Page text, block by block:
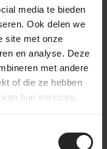
media te bieden
Ook delen we
site met onze
en analyse. Deze
met andere
of die ze hebben
hun services.
Lagerteam alle
im